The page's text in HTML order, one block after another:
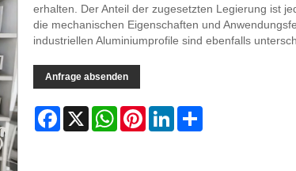
erhalten. Der Anteil der zugesetzten Legierung ist
die mechanischen Eigenschaften und
industriellen Aluminiumprofile sind ebenfalls
Anfrage absenden
Facebook
X WhatsAppPinterestLinkedInShare